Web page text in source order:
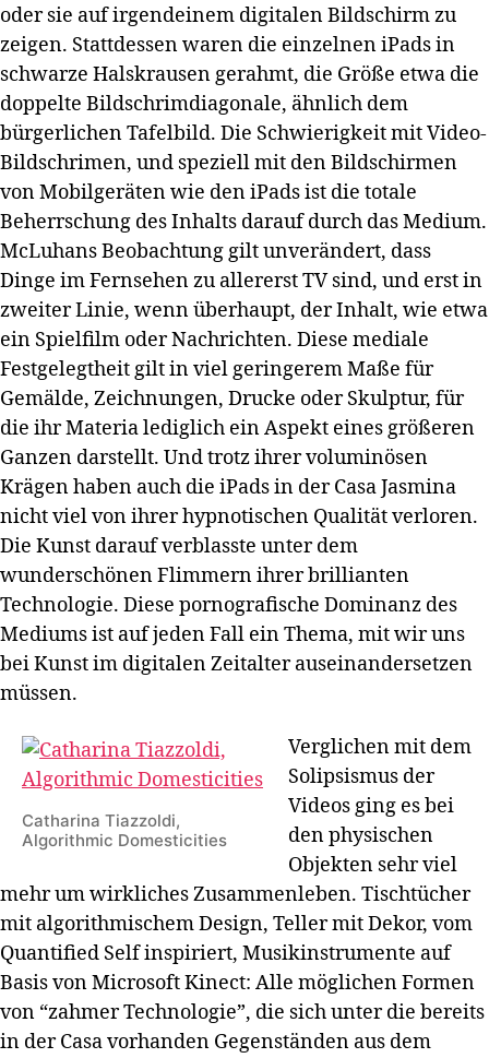
oder sie auf irgendeinem digitalen Bildschirm zu
zeigen. Stattdessen waren die einzelnen iPads in
schwarze Halskrausen gerahmt, die Größe etwa die
doppelte Bildschrimdiagonale, ähnlich dem
bürgerlichen Tafelbild. Die Schwierigkeit mit Video-
Bildschrimen, und speziell mit den Bildschirmen
von Mobilgeräten wie den iPads ist die totale
Beherrschung des Inhalts darauf durch das Medium.
McLuhans Beobachtung gilt unverändert, dass
Dinge im Fernsehen zu allererst TV sind, und erst in
zweiter Linie, wenn überhaupt, der Inhalt, wie etwa
ein Spielfilm oder Nachrichten. Diese mediale
Festgelegtheit gilt in viel geringerem Maße für
Gemälde, Zeichnungen, Drucke oder Skulptur, für
die ihr Materia lediglich ein Aspekt eines größeren
Ganzen darstellt. Und trotz ihrer voluminösen
Krägen haben auch die iPads in der Casa Jasmina
nicht viel von ihrer hypnotischen Qualität verloren.
Die Kunst darauf verblasste unter dem
wunderschönen Flimmern ihrer brillianten
Technologie. Diese pornografische Dominanz des
Mediums ist auf jeden Fall ein Thema, mit wir uns
bei Kunst im digitalen Zeitalter auseinandersetzen
müssen.
Catharina Tiazzoldi,
Algorithmic Domesticities
Verglichen mit dem
Solipsismus der
Videos ging es bei
den physischen
Objekten sehr viel
mehr um wirkliches Zusammenleben. Tischtücher
mit algorithmischem Design, Teller mit Dekor, vom
Quantified Self inspiriert, Musikinstrumente auf
Basis von Microsoft Kinect: Alle möglichen Formen
von “zahmer Technologie”, die sich unter die bereits
in der Casa vorhanden Gegenständen aus dem